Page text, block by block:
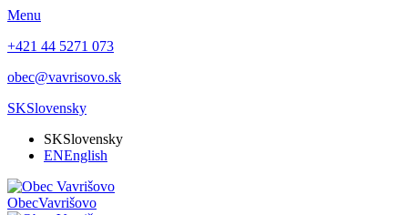
Menu
+421 44 5271 073
obec@vavrisovo.sk
SKSlovensky
SKSlovensky
ENEnglish
ObecVavrišovo